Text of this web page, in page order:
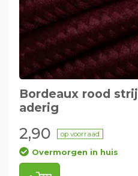
Bordeaux rood
aderig
2,90 op voorraad
Overmorgen in huis